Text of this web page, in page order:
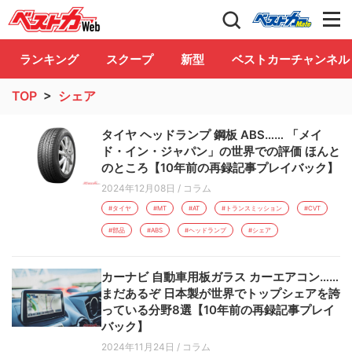
自動車情報誌「ベストカー」 Club
ランキング スクープ 新型 ベストカーチャンネル
TOP > シェア
タイヤ ヘッドランプ 鋼板 ABS…… 「メイ
ド・イン・ジャパン」の世界での評価 ほんと
のところ【10年前の再録記事プレイバック】
2024年12月08日 / コラム
#タイヤ #MT #AT #トランスミッション #CVT
#部品 #ABS #ヘッドランプ #シェア
カーナビ 自動車用板ガラス カーエアコン……
まだあるぞ 日本製が世界でトップシェアを誇
っている分野8選【10年前の再録記事プレイ
バック】
2024年11月24日 / コラム